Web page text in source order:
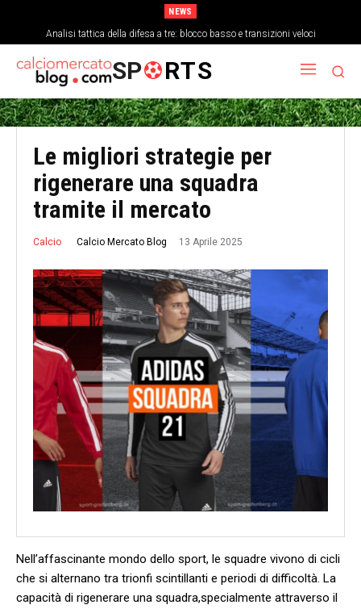
NEWS
Analisi tattica della difesa a tre: blocco basso e transizioni veloci
Come la stanchezza mentale influisce sulla precisione dei passaggi a fine
partita
SP RTS
Le migliori strategie per
rigenerare una squadra
tramite il mercato
Calcio Calcio Mercato Blog 13 Aprile 2025
Nell’affascinante mondo⁣ dello sport, ⁣le squadre⁣ vivono di cicli ​
che si alternano⁣ tra trionfi scintillanti e periodi di difficoltà. La
⁤capacità di rigenerare una squadra,specialmente attraverso ⁢il